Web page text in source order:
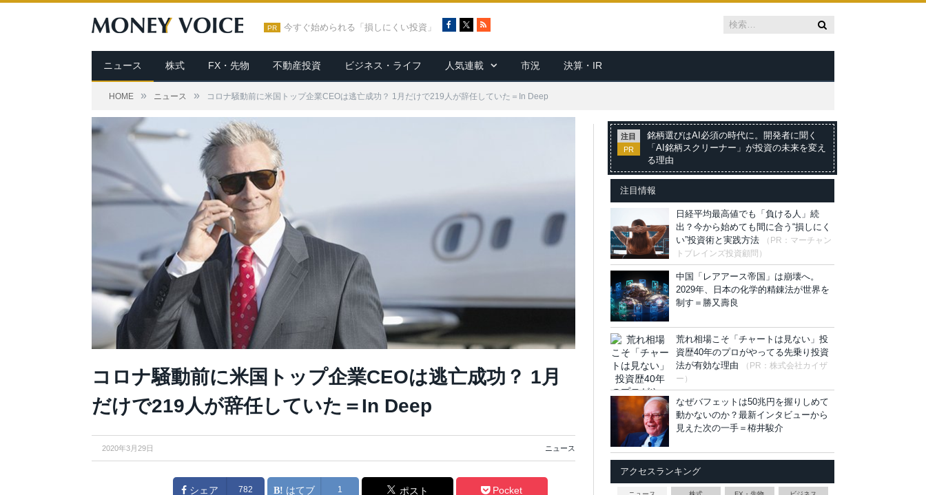
PR 今すぐ始められる「損しにくい投資」
c
e
b
R
S
ニュース 株式 FX・先物 不動産投資 ビジネス・ライフ 人気連載 市況 決算・IR
HOME » ニュース » コロナ騒動前に米国トップ企業CEOは逃亡成功？ 1月だけで219人が辞任していた＝In Deep
コロナ騒動前に米国トップ企業CEOは逃亡成功？ 1月
だけで219人が辞任していた＝In Deep
2020年3月29日 ニュース
シェア 782 はてブ 1 ポスト Pocket
注目
PR
銘柄選びはAI必須の時代に。開発者に聞く
「AI銘柄スクリーナー」が投資の未来を変え
る理由
注目情報
日経平均最高値でも「負ける人」続
出？今から始めても間に合う“損しにく
い”投資術と実践方法
（PR：マーチャン
トブレインズ投資顧問）
中国「レアアース帝国」は崩壊へ。
2029年、日本の化学的精錬法が世界を
制す＝勝又壽良
荒れ相場こそ「チャートは見ない」投
資歴40年のプロがやってる先乗り投資
法が有効な理由
（PR：株式会社カイザ
ー）
なぜバフェットは50兆円を握りしめて
動かないのか？最新インタビューから
見えた次の一手＝栫井駿介
アクセスランキング